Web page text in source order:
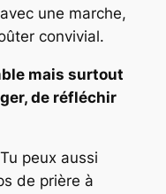
une marche,
convivial.
mais surtout
de réfléchir
peux aussi
de prière à